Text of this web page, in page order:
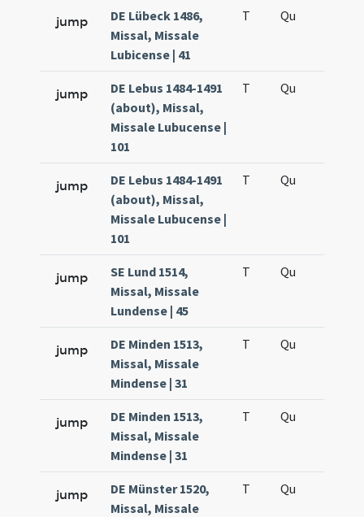
jump
DE Lübeck 1486,
Missal, Missale
Lubicense | 41
T Qu
jump
DE Lebus 1484-1491
(about), Missal,
Missale Lubucense |
101
T Qu
jump
DE Lebus 1484-1491
(about), Missal,
Missale Lubucense |
101
T Qu
jump
SE Lund 1514,
Missal, Missale
Lundense | 45
T Qu
jump
DE Minden 1513,
Missal, Missale
Mindense | 31
T Qu
jump
DE Minden 1513,
Missal, Missale
Mindense | 31
T Qu
jump
DE Münster 1520,
Missal, Missale
T Qu